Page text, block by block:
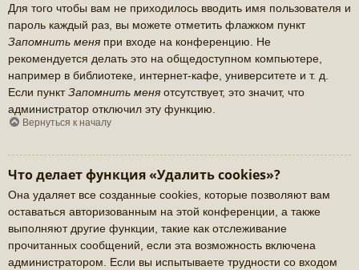
Для того чтобы вам не приходилось вводить имя пользователя и
пароль каждый раз, вы можете отметить флажком пункт
Запомнить меня при входе на конференцию. Не
рекомендуется делать это на общедоступном компьютере,
например в библиотеке, интернет-кафе, университете и т. д.
Если пунктЗапомнить меня отсутствует, это значит, что
администратор отключил эту функцию.
Вернуться к началу
Что делает функция «Удалить cookies»?
Она удаляет все созданные cookies, которые позволяют вам
оставаться авторизованным на этой конференции, а также
выполняют другие функции, такие как отслеживание
прочитанных сообщений, если эта возможность включена
администратором. Если вы испытываете трудности со входом